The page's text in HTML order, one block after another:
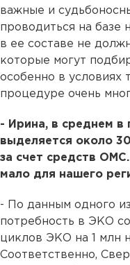
важные и
проводиться на базе
в ее составе не
которые могут
особенно в условиях
процедуре очень
- Ирина, в среднем в
выделяется около
за счет средств
мало для нашего
- По данным одного
потребность в ЭКО
циклов ЭКО на 1 млн
Соответственно,